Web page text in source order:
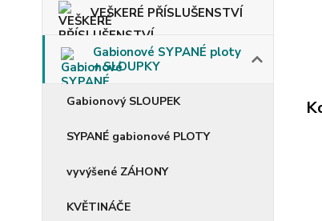
VEŠKERÉ PŘÍSLUŠENSTVÍ
Gabionové SYPANÉ ploty
+ SLOUPKY
Gabionový SLOUPEK
SYPANÉ gabionové PLOTY
vyvýšené ZÁHONY
KVĚTINÁČE